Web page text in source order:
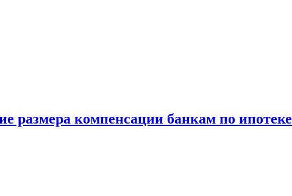
размера компенсации банкам по ипотеке